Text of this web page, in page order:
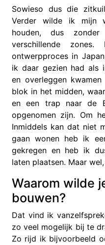
Sowieso dus die
Verder wilde ik mijn
houden, dus
verschillende
ontwerpproces in
ik daar gezien had als
en overleggen
blok in het midden,
en een trap naar de
opgenomen zijn. Om
Inmiddels kan dat niet
gaan wonen heb ik
gekregen en heb ik
laten plaatsen. Maar
Waarom wilde
bouwen?
Dat vind ik
zo veel mogelijk bij te
Zo rijd ik bijvoorbeeld